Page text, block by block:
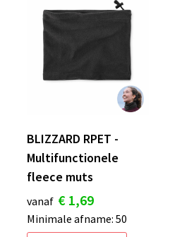
BLIZZARD RPET -
Multifunctionele
fleece muts
vanaf € 1,69
Minimale afname: 50